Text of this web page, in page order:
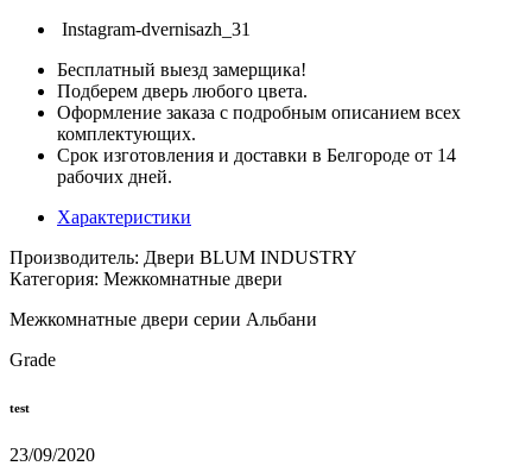
Instagram-dvernisazh_31
Бесплатный выезд замерщика!
Подберем дверь любого цвета.
Оформление заказа с подробным описанием всех
комплектующих.
Срок изготовления и доставки в Белгороде от 14
рабочих дней.
Характеристики
Производитель: Двери BLUM INDUSTRY
Категория: Межкомнатные двери
Межкомнатные двери серии Альбани
Grade
test
23/09/2020